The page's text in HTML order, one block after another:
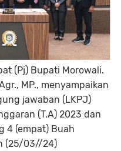
(Pj) Bupati Morowali.
MP., menyampaikan
jawaban (LKPJ)
(T.A) 2023 dan
4 (empat) Buah
(25/03//24)